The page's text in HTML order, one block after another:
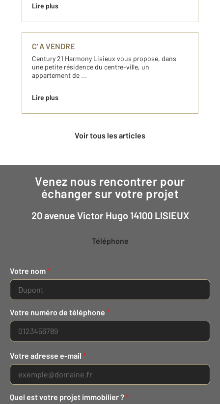
Lire plus
C' A VENDRE
Century 21 Harmony Lisieux vous propose, dans
une petite résidence du centre-ville, un
appartement de ...
Lire plus
Voir tous les articles
Venez nous rencontrer pour
échanger sur votre projet
20 avenue Victor Hugo 14100 LISIEUX
Téléphone
Votre nom*
Votre numéro de téléphone *
Votre adresse e-mail *
Quel est votre projet immobilier ?*